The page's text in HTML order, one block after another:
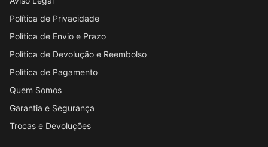
Política de Privacidade
Política de Envio e Prazo
Política de Devolução e Reembolso
Política de Pagamento
Quem Somos
Garantia e Segurança
Trocas e Devoluções